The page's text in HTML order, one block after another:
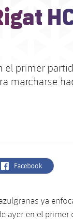
el primer
marcharse
label.aria.facebook
Facebook
ya
ayer en el primer